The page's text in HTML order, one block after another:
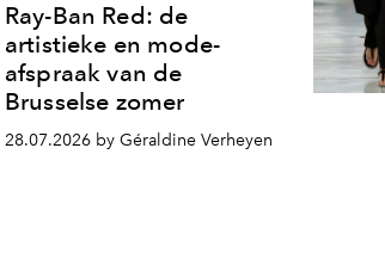
Ray-Ban Red: de
artistieke en mode-
afspraak van de
Brusselse zomer
28.07.2026 by Géraldine Verheyen